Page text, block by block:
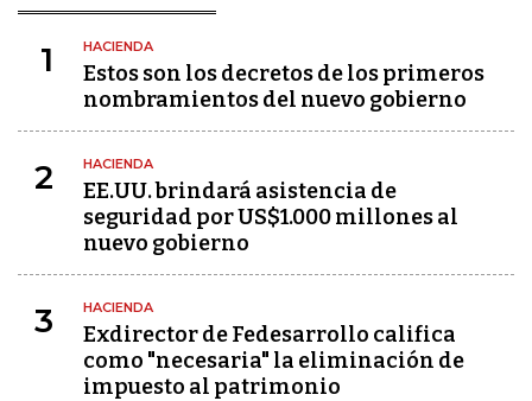
1 HACIENDA
Estos son los decretos de los primeros
nombramientos del nuevo gobierno
2 HACIENDA
EE.UU. brindará asistencia de
seguridad por US$1.000 millones al
nuevo gobierno
3 HACIENDA
Exdirector de Fedesarrollo califica
como "necesaria" la eliminación de
impuesto al patrimonio